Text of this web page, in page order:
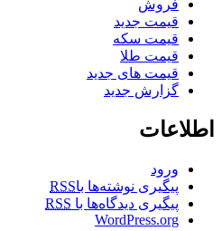
فروش
قیمت جدید
قیمت سکه
قیمت طلا
قیمت های جدید
گزارش جدید
اطلاعات
ورود
پیگیری نوشته‌ها باRSS
پیگیری دیدگاه‌ها با RSS
WordPress.org